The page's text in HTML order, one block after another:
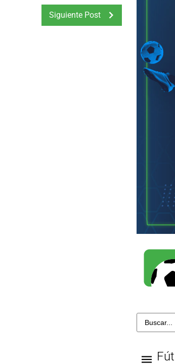
Siguiente Post